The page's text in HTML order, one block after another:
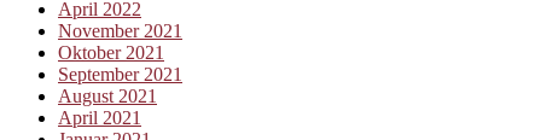
April 2022
November 2021
Oktober 2021
September 2021
August 2021
April 2021